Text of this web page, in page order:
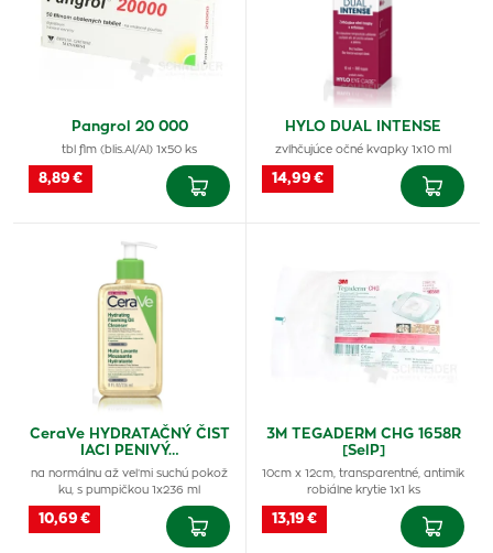
Pangrol 20 000
tbl flm (blis.Al/Al) 1x50 ks
8,89 €
HYLO DUAL INTENSE
zvlhčujúce očné kvapky 1x10 ml
14,99 €
CeraVe HYDRATAČNÝ ČIST
IACI PENIVÝ…
na normálnu až veľmi suchú pokož
ku, s pumpičkou 1x236 ml
10,69 €
3M TEGADERM CHG 1658R
[SelP]
10cm x 12cm, transparentné, antimik
robiálne krytie 1x1 ks
13,19 €